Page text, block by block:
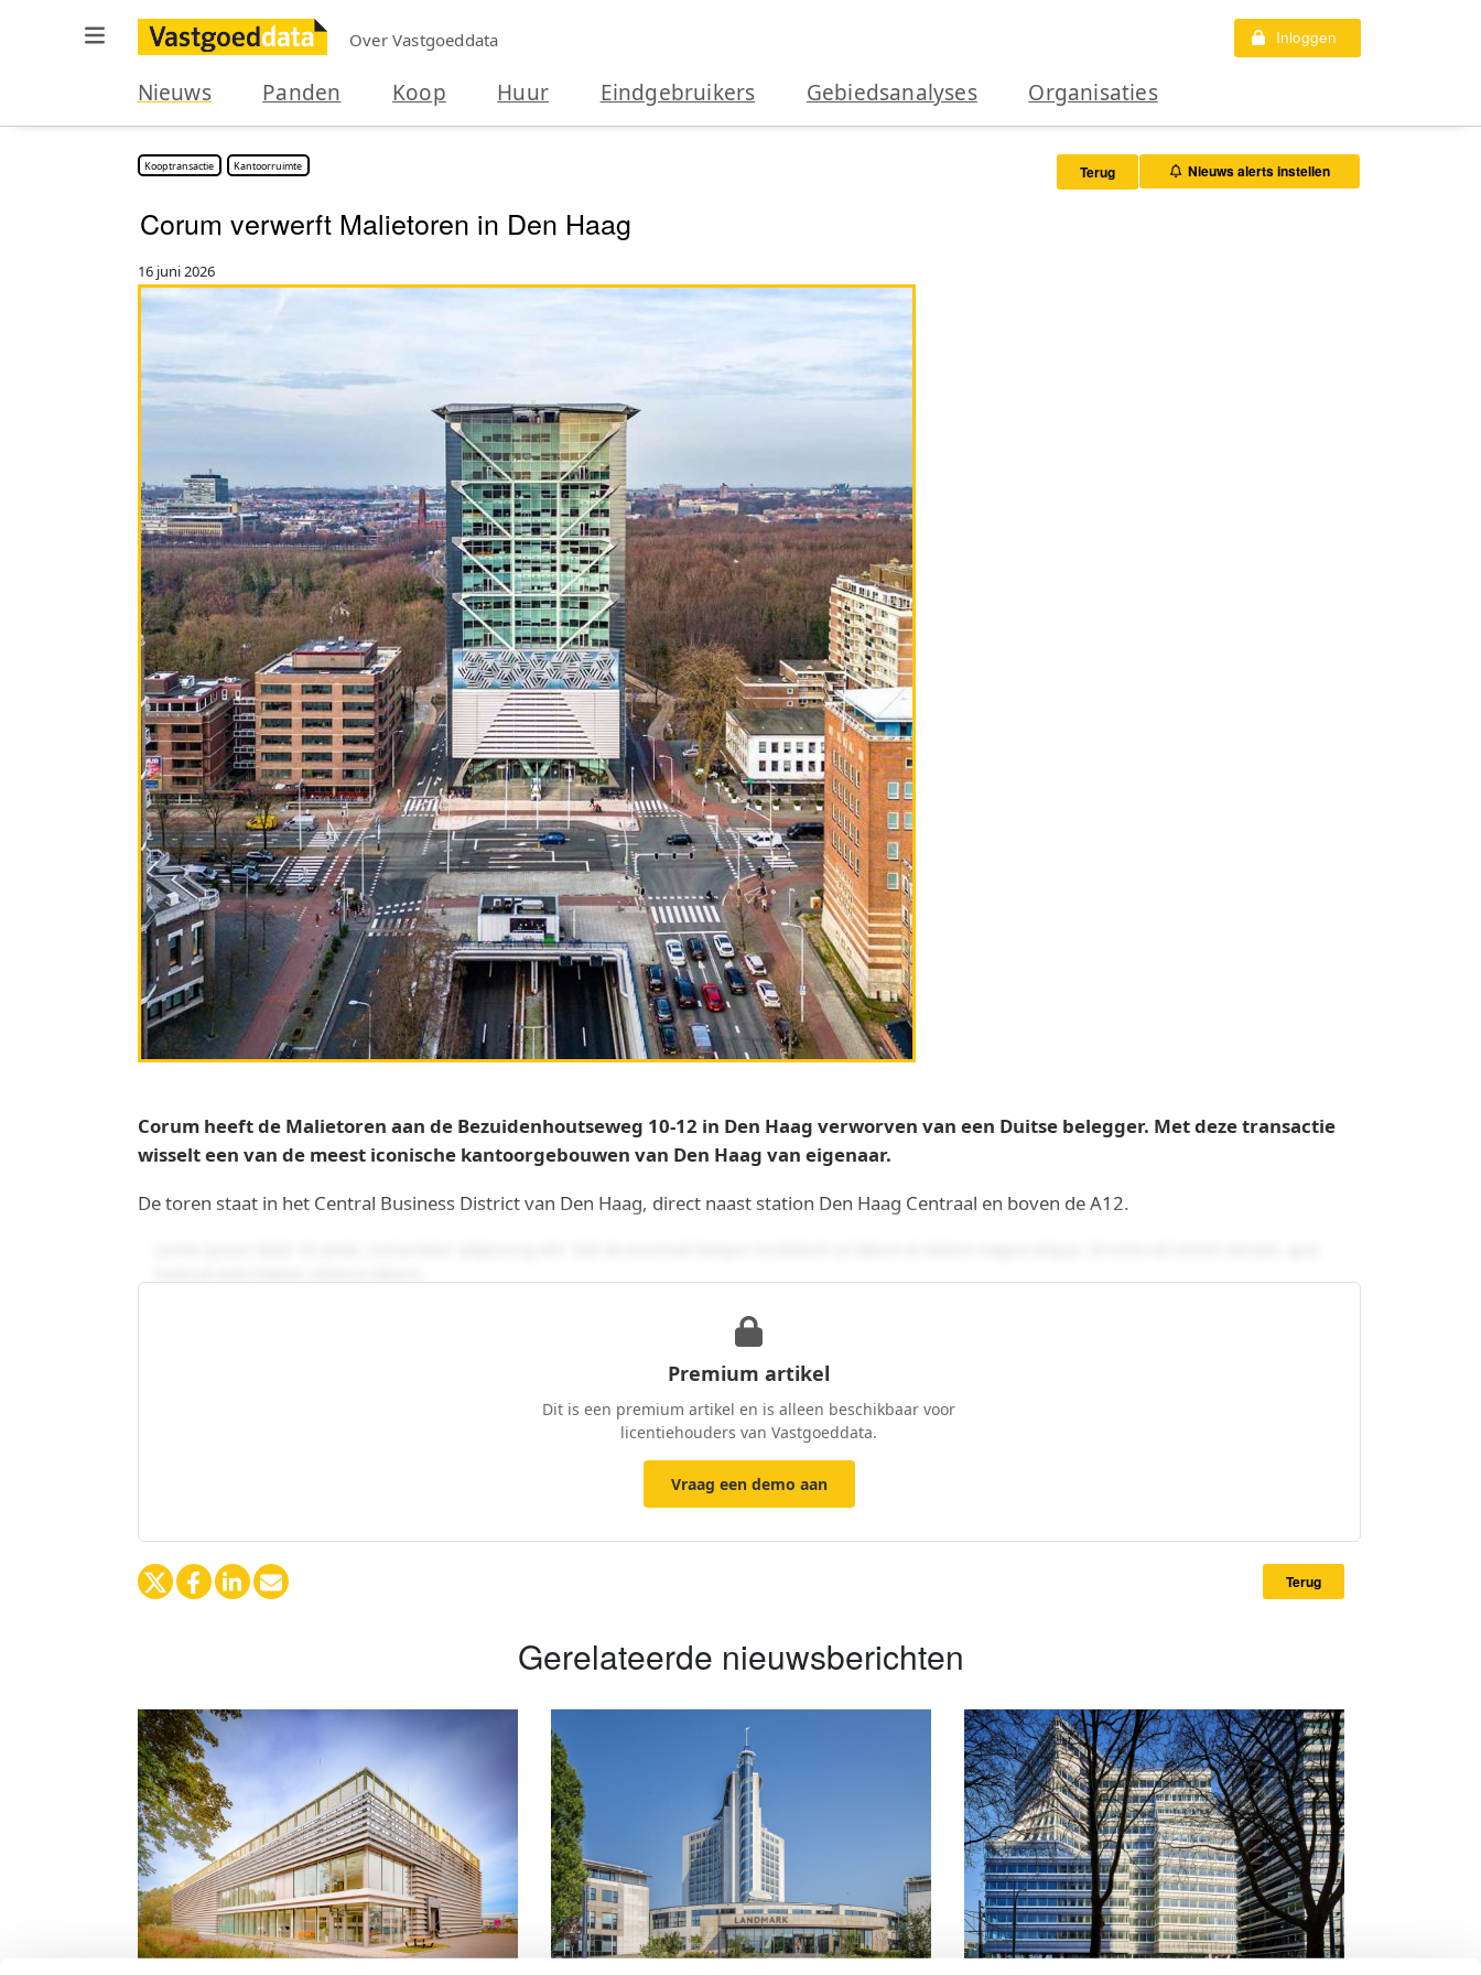
Over Vastgoeddata Inloggen
Nieuws Panden Koop Huur Eindgebruikers Gebiedsanalyses Organisaties
Kooptransactie Kantoorruimte Terug Nieuws alerts instellen
Corum verwerft Malietoren in Den Haag
16 juni 2026
Corum heeft de Malietoren aan de Bezuidenhoutseweg 10-12 in Den Haag verworven van een Duitse belegger. Met deze transactie
wisselt een van de meest iconische kantoorgebouwen van Den Haag van eigenaar.
De toren staat in het Central Business District van Den Haag, direct naast station Den Haag Centraal en boven de A12.
Sed ut perspiciatis unde omnis iste natus error sit voluptatem accusantium doloremque laudantium, totam rem aperiam, eaque ipsa quae ab illo inventore
Premium artikel
Dit is een premium artikel en is alleen beschikbaar voor
licentiehouders van Vastgoeddata.
Vraag een demo aan
Terug
Gerelateerde nieuwsberichten